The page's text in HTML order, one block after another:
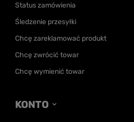
Status zamówienia
Śledzenie przesyłki
Chcę zareklamować produkt
Chcę zwrócić towar
Chcę wymienić towar
KONTO